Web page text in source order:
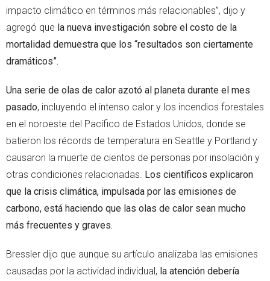
impacto climático en términos más relacionables”, dijo y
agregó que la nueva investigación sobre el costo de la
mortalidad demuestra que los “resultados son ciertamente
dramáticos”.
Una serie de olas de calor azotó al planeta durante el mes
pasado, incluyendo el intenso calor y los incendios forestales
en el noroeste del Pacífico de Estados Unidos, donde se
batieron los récords de temperatura en Seattle y Portland y
causaron la muerte de cientos de personas por insolación y
otras condiciones relacionadas. Los científicos explicaron
que la crisis climática, impulsada por las emisiones de
carbono, está haciendo que las olas de calor sean mucho
más frecuentes y graves.
Bressler dijo que aunque su artículo analizaba las emisiones
causadas por la actividad individual, la atención debería